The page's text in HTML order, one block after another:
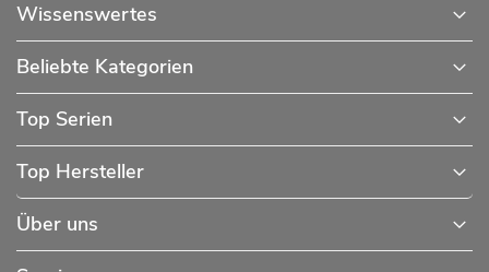
Wissenswertes
Beliebte Kategorien
Top Serien
Top Hersteller
Über uns